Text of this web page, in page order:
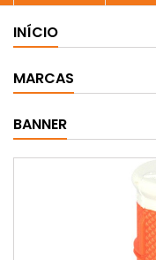
INÍCIO
MARCAS
BANNER